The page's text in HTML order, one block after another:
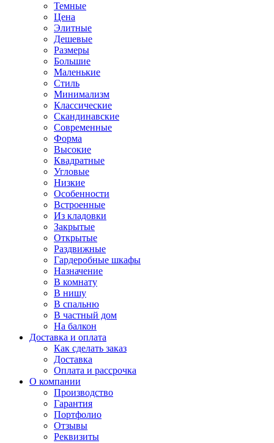
Темные
Цена
Элитные
Дешевые
Размеры
Большие
Маленькие
Стиль
Минимализм
Классические
Скандинавские
Современные
Форма
Высокие
Квадратные
Угловые
Низкие
Особенности
Встроенные
Из кладовки
Закрытые
Открытые
Раздвижные
Гардеробные шкафы
Назначение
В комнату
В нишу
В спальню
В частный дом
На балкон
Доставка и оплата
Как сделать заказ
Доставка
Оплата и рассрочка
О компании
Производство
Гарантия
Портфолио
Отзывы
Реквизиты